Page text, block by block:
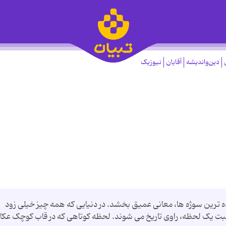
دین‌واندیشه آقایان نیوزیک
ترین سوژه ها، معانی عمیق بخشد. در دنیایی که همه چیز خیلی زود
یک لحظه، راوی تاریخ می شوند. لحظه کوتاهی که در قاب کوچک